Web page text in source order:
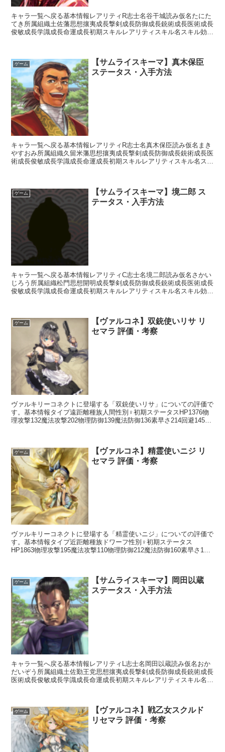
キャラ一覧へ戻る基本情報レアリティR志士名谷干城読み仮名たにた
てき所属組織土佐藩思想攘夷成長撃剣成長防御成長銃術成長医術成長
俊敏成長学識成長命運成長初期スキルレアリティスキル名スキル効果
ゲーム
【サムライスキーマ】真木保臣
ステータス・入手方法
キャラ一覧へ戻る基本情報レアリティR志士名真木保臣読み仮名まき
やすおみ所属組織久留米藩思想攘夷成長撃剣成長防御成長銃術成長医
術成長俊敏成長学識成長命運成長初期スキルレアリティスキル名スキ
ゲーム
【サムライスキーマ】境二郎 ス
テータス・入手方法
キャラ一覧へ戻る基本情報レアリティC志士名境二郎読み仮名さかい
じろう所属組織松門思想開明成長撃剣成長防御成長銃術成長医術成長
俊敏成長学識成長命運成長初期スキルレアリティスキル名スキル効果
ゲーム
【ヴァルコネ】双銃使いリサ リ
セマラ 評価・考察
ヴァルキリーコネクトに登場する「双銃使いリサ」についての評価で
す。基本情報タイプ遠距離種族人間性別♀初期ステータスHP1376物
理攻撃132魔法攻撃202物理防御139魔法防御136素早さ214回避145命
ゲーム
【ヴァルコネ】精霊使いニジ リ
セマラ 評価・考察
ヴァルキリーコネクトに登場する「精霊使いニジ」についての評価で
す。基本情報タイプ近距離種族ドワーフ性別♀初期ステータス
HP1863物理攻撃195魔法攻撃110物理防御212魔法防御160素早さ114
ゲーム
【サムライスキーマ】岡田以蔵
ステータス・入手方法
キャラ一覧へ戻る基本情報レアリティL志士名岡田以蔵読み仮名おか
だいぞう所属組織土佐勤王党思想攘夷成長撃剣成長防御成長銃術成長
医術成長俊敏成長学識成長命運成長初期スキルレアリティスキル名ス
ゲーム
【ヴァルコネ】戦乙女スクルド
リセマラ 評価・考察